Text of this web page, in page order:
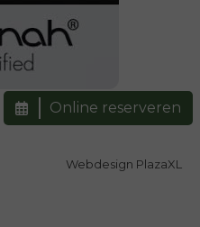
Online reserveren
Webdesign PlazaXL